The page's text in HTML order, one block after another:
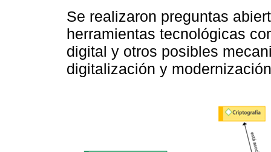
Se realizaron preguntas
herramientas tecnológicas
digital y otros posibles
digitalización y